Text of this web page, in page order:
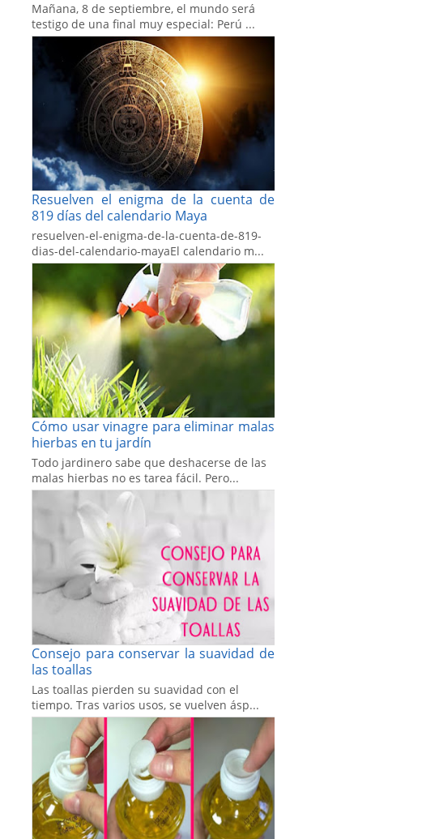
Mañana, 8 de septiembre, el mundo será
testigo de una final muy especial: Perú ...
Resuelven el enigma de la cuenta de
819 días del calendario Maya
resuelven-el-enigma-de-la-cuenta-de-819-
dias-del-calendario-mayaEl calendario m...
Cómo usar vinagre para eliminar malas
hierbas en tu jardín
Todo jardinero sabe que deshacerse de las
malas hierbas no es tarea fácil. Pero...
Consejo para conservar la suavidad de
las toallas
Las toallas pierden su suavidad con el
tiempo. Tras varios usos, se vuelven ásp...